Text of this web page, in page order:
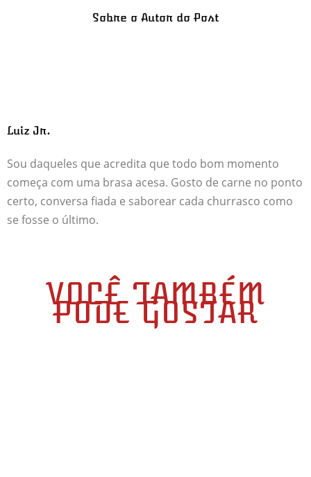
Sobre o Autor do Post
Luiz Jr.
Sou daqueles que acredita que todo bom momento
começa com uma brasa acesa. Gosto de carne no ponto
certo, conversa fiada e saborear cada churrasco como
se fosse o último.
VOCÊ TAMBÉM
PODE GOSTAR